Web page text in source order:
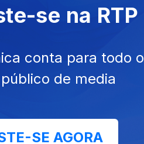
e na França, o Dia da
na Polícia de
se na RTP
conta para todo o
de media
SE AGORA